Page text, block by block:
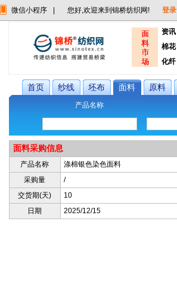
微信小程序 您好,欢迎来到锦桥纺织网! 登录
资讯
棉花
化纤
首页 纱线 坯布 面料 原料
产品名称
面料采购信息
产品名称
涤棉银色染色面料
采购量
/
交货期(天)
10
日期
2025/12/15